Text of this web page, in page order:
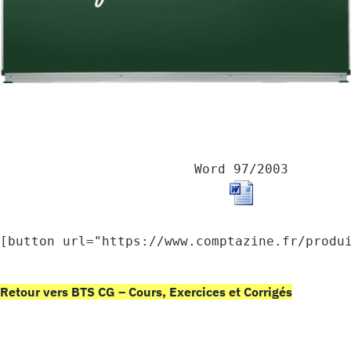
Word 97/2003
[button url="https://www.comptazine.fr/
Retour vers BTS CG – Cours, Exercices et Corrigés